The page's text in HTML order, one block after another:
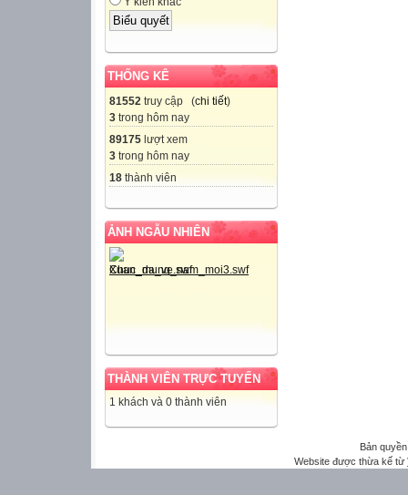
THỐNG KÊ
81552 truy cập (chi tiết)
3 trong hôm nay
89175 lượt xem
3 trong hôm nay
18 thành viên
ẢNH NGẪU NHIÊN
THÀNH VIÊN TRỰC TUYẾN
1 khách và 0 thành viên
Bản
Website được thừa kế từ